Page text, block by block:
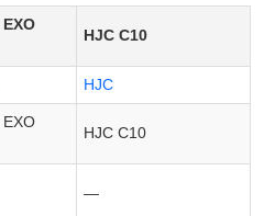
HJC C10
HJC
HJC C10
—